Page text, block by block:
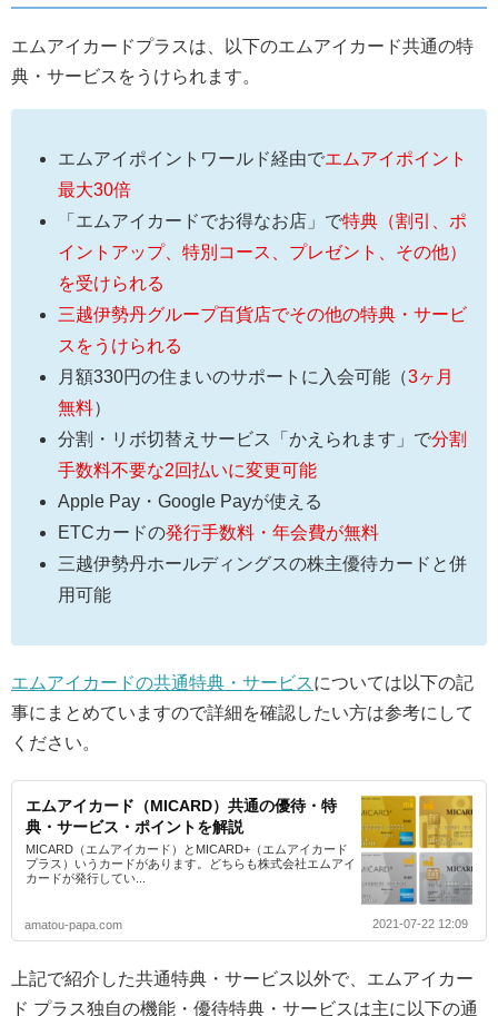
エムアイカードプラスは、以下のエムアイカード共通の特
典・サービスをうけられます。
エムアイポイントワールド経由でエムアイポイント
最大30倍
「エムアイカードでお得なお店」で特典（割引、ポ
イントアップ、特別コース、プレゼント、その他）
を受けられる
三越伊勢丹グループ百貨店でその他の特典・サービ
スをうけられる
月額330円の住まいのサポートに入会可能（3ヶ月
無料）
分割・リボ切替えサービス「かえられます」で分割
手数料不要な2回払いに変更可能
Apple Pay・Google Payが使える
ETCカードの発行手数料・年会費が無料
三越伊勢丹ホールディングスの株主優待カードと併
用可能
エムアイカードの共通特典・サービスについては以下の記
事にまとめていますので詳細を確認したい方は参考にして
ください。
エムアイカード（MICARD）共通の優待・特
典・サービス・ポイントを解説
MICARD（エムアイカード）とMICARD+（エムアイカード
プラス）いうカードがあります。どちらも株式会社エムアイ
カードが発行してい...
amatou-papa.com 2021-07-22 12:09
上記で紹介した共通特典・サービス以外で、エムアイカー
ド プラス独自の機能・優待特典・サービスは主に以下の通